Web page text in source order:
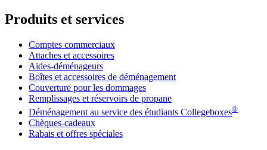
Produits et services
Comptes commerciaux
Attaches et accessoires
Aides-déménageurs
Boîtes et accessoires de déménagement
Couverture pour les dommages
Remplissages et réservoirs de propane
Déménagement au service des étudiants Collegeboxes®
Chèques-cadeaux
Rabais et offres spéciales